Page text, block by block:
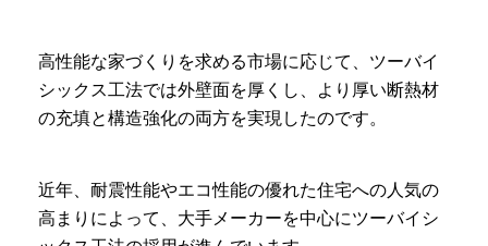
高性能な家づくりを求める市場に応じて、ツーバイ
シックス工法では外壁面を厚くし、より厚い断熱材
の充填と構造強化の両方を実現したのです。
近年、耐震性能やエコ性能の優れた住宅への人気の
高まりによって、大手メーカーを中心にツーバイシ